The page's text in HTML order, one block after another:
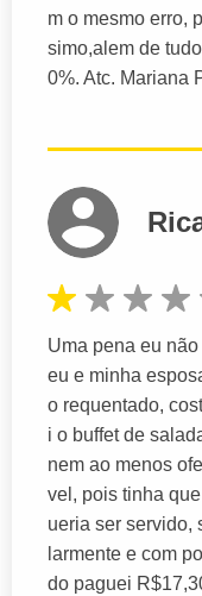
m o mesmo erro,
simo,alem de
0%. Atc. Mariana
Uma pena eu
eu e minha
o requentado,
i o buffet de
nem ao menos
vel, pois tinha
ueria ser servido,
larmente e com
do paguei